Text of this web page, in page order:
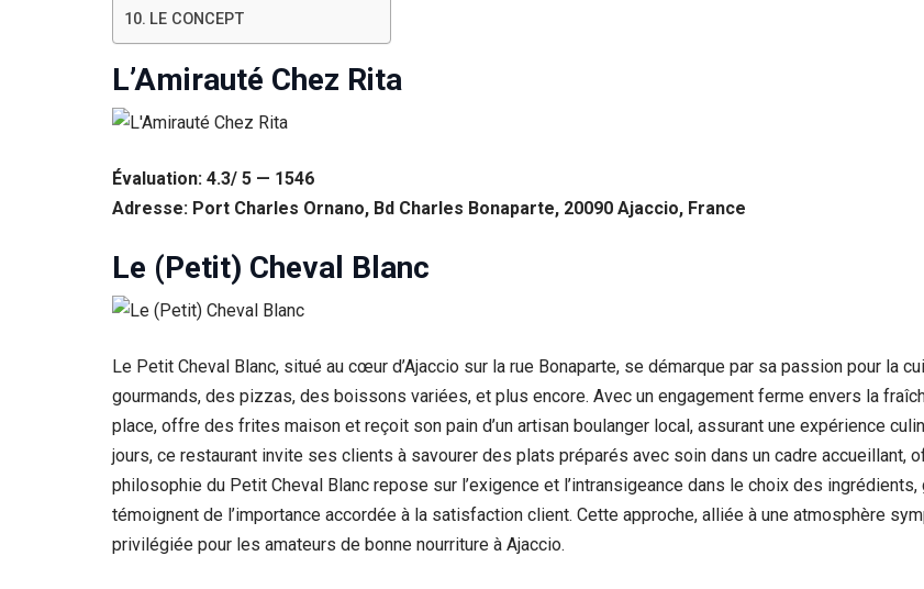
LE CONCEPT
L’Amirauté Chez Rita
Évaluation: 4.3/ 5 — 1546
Adresse: Port Charles Ornano, Bd Charles Bonaparte, 20090 Ajaccio, France
Le (Petit) Cheval Blanc
Le Petit Cheval Blanc, situé au cœur d’Ajaccio sur la rue Bonaparte, se démarque par sa passion pour la
gourmands, des pizzas, des boissons variées, et plus encore. Avec un engagement ferme envers la
place, offre des frites maison et reçoit son pain d’un artisan boulanger local, assurant une expérience
jours, ce restaurant invite ses clients à savourer des plats préparés avec soin dans un cadre accueillant,
philosophie du Petit Cheval Blanc repose sur l’exigence et l’intransigeance dans le choix des
témoignent de l’importance accordée à la satisfaction client. Cette approche, alliée à une atmosphère
privilégiée pour les amateurs de bonne nourriture à Ajaccio.